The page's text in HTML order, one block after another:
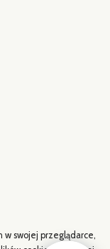
w swojej przeglądarce,